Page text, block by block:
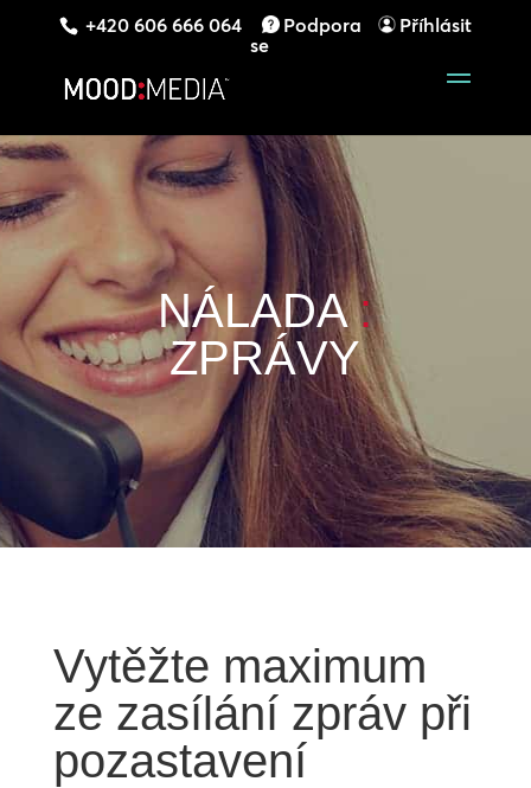
+420 606 666 064 Podpora
Příhlásit
se
NÁLADA :
ZPRÁVY
Vytěžte maximum
ze zasílání zpráv při
pozastavení